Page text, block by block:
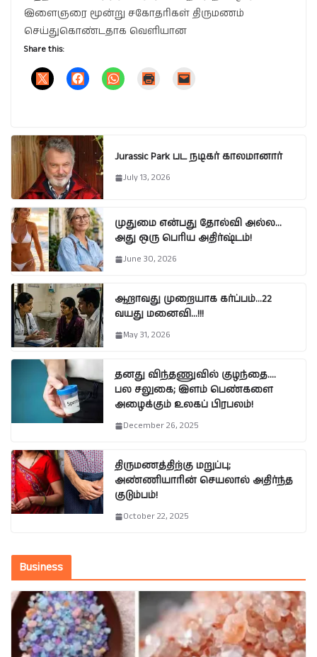
இளைஞரை மூன்று சகோதரிகள் திருமணம்
செய்துகொண்டதாக வெளியான
Share this:
Jurassic Park பட நடிகர் காலமானார்
July 13, 2026
முதுமை என்பது தோல்வி அல்ல…
அது ஒரு பெரிய அதிர்ஷ்டம்!
June 30, 2026
ஆறாவது முறையாக கர்ப்பம்…22
வயது மனைவி…!!!
May 31, 2026
தனது விந்தணுவில் குழந்தை….
பல சலுகை; இளம் பெண்களை
அழைக்கும் உலகப் பிரபலம்!
December 26, 2025
திருமணத்திற்கு மறுப்பு;
அண்ணியாரின் செயலால் அதிர்ந்த
குடும்பம்!
October 22, 2025
Business